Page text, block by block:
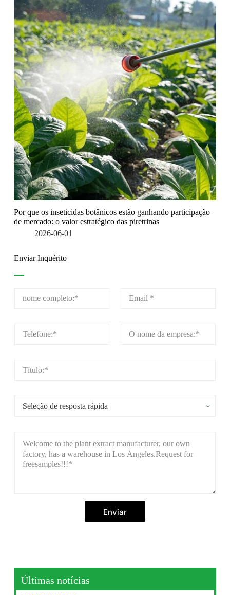
Por que os inseticidas botânicos estão ganhando participação
de mercado: o valor estratégico das piretrinas
2026-06-01
Enviar Inquérito
Enviar
Últimas notícias